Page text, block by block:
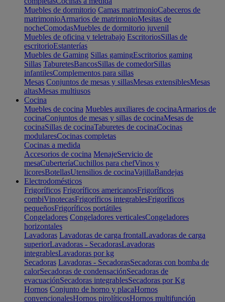
Muebles de dormitorio Camas matrimonioCabeceros de
matrimonioArmarios de matrimonioMesitas de
nocheComodasMuebles de dormitorio juvenil
Muebles de oficina y teletrabajo EscritoriosSillas de
escritorioEstanterías
Muebles de Gaming Sillas gamingEscritorios gaming
Sillas TaburetesBancosSillas de comedorSillas
infantilesComplementos para sillas
Mesas Conjuntos de mesas y sillasMesas extensiblesMesas
altasMesas multiusos
Cocina
Muebles de cocina Muebles auxiliares de cocinaArmarios de
cocinaConjuntos de mesas y sillas de cocinaMesas de
cocinaSillas de cocinaTaburetes de cocinaCocinas
modularesCocinas completas
Cocinas a medida
Accesorios de cocina MenajeServicio de
mesaCuberteríaCuchillos para chefVinos y
licoresBotellasUtensilios de cocinaVajillaBandejas
Electrodomésticos
Frigoríficos Frigoríficos americanosFrigoríficos
combiVinotecasFrigoríficos integrablesFrigoríficos
pequeñosFrigoríficos portátiles
Congeladores Congeladores verticalesCongeladores
horizontales
Lavadoras Lavadoras de carga frontalLavadoras de carga
superiorLavadoras - SecadorasLavadoras
integrablesLavadoras por kg
Secadoras Lavadoras - SecadorasSecadoras con bomba de
calorSecadoras de condensaciónSecadoras de
evacuaciónSecadoras integrablesSecadoras por Kg
Hornos Conjunto de horno y placaHornos
convencionalesHornos pirolíticosHornos multifunción